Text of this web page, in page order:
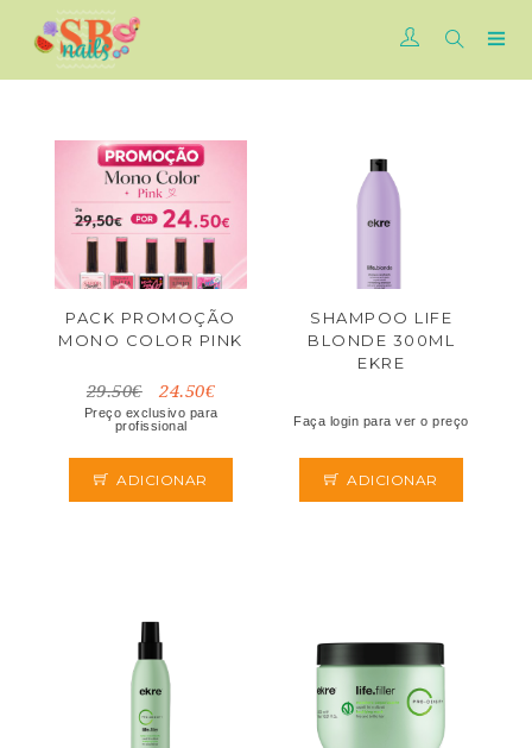
PACK PROMOÇÃO
MONO COLOR PINK
29.50€ 24.50€
Preço exclusivo para
profissional
ADICIONAR
SHAMPOO LIFE
BLONDE 300ML
EKRE
Faça login para ver o preço
ADICIONAR